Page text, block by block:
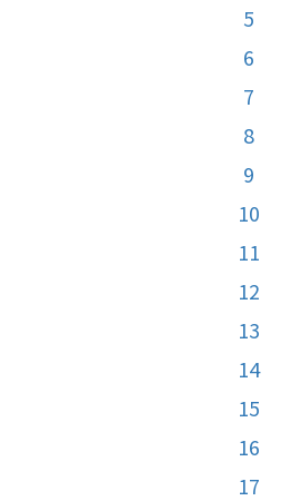
5
6
7
8
9
10
11
12
13
14
15
16
17